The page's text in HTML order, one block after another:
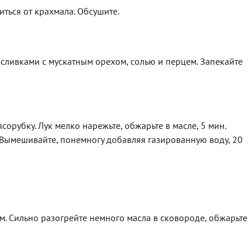
от крахмала. Обсушите.
с мускатным орехом, солью и перцем. Запекайте
Лук мелко нарежьте, обжарьте в масле, 5 мин.
понемногу добавляя газированную воду, 20
разогрейте немного масла в сковороде, обжарьте